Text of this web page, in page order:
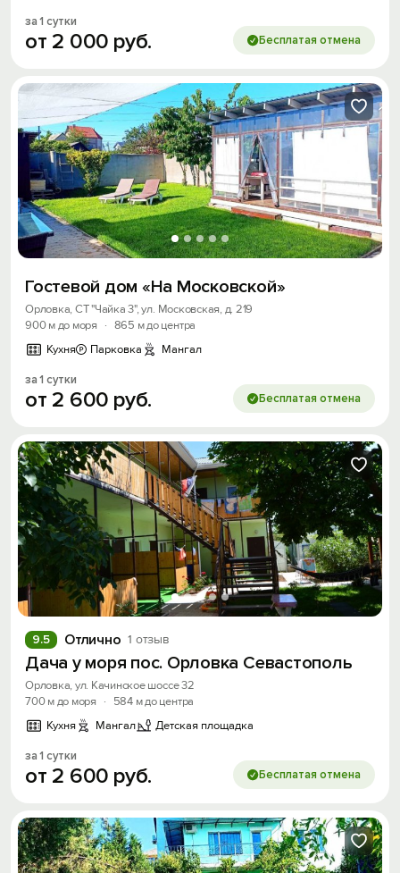
за 1 сутки
от 2 000 руб. Бесплатая отмена
Гостевой дом «На Московской»
Орловка, СТ "Чайка 3", ул. Московская, д. 219
900 м до моря
· 865 м до центра
Кухня
Парковка Мангал
за 1 сутки
от 2 600 руб. Бесплатая отмена
Отлично 1 отзыв
9.5
Дача у моря пос. Орловка Севастополь
Орловка, ул. Качинское шоссе 32
700 м до моря
·
584 м до центра
Кухня
Мангал Детская площадка
за 1 сутки
от 2 600 руб. Бесплатая отмена